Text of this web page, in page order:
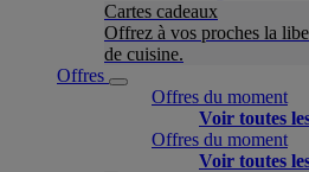
Cartes cadeaux
Offrez à vos proches la
de cuisine.
Offres
Offres du moment
Voir toutes
Offres du moment
Voir toutes